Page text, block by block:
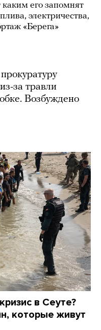
его запомнят
электричества,
«Берега»
за травли
Возбуждено
в Сеуте?
которые живут